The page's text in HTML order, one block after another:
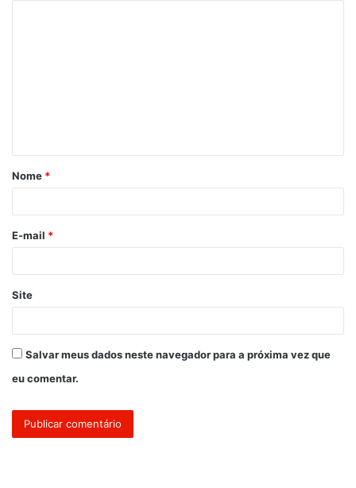
á
r
*
Nome *
E-mail *
Site
Salvar meus dados neste navegador para a próxima vez que
eu comentar.